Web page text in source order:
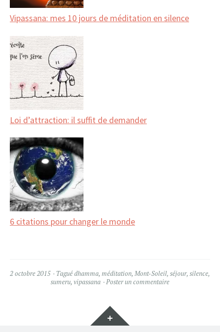
Vipassana: mes 10 jours de méditation en silence
Loi d’attraction: il suffit de demander
6 citations pour changer le monde
2 octobre 2015 Taguédhamma, méditation, Mont-Soleil, séjour, silence,
sumeru, vipassana Poster un commentaire
Gadgets